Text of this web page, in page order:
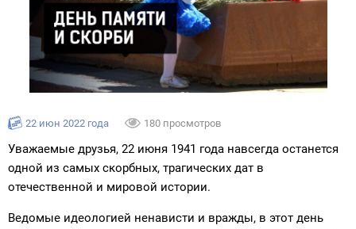
22 июн 2022 года 180 просмотров
Уважаемые друзья, 22 июня 1941 года навсегда останется
одной из самых скорбных, трагических дат в
отечественной и мировой истории.
Ведомые идеологией ненависти и вражды, в этот день